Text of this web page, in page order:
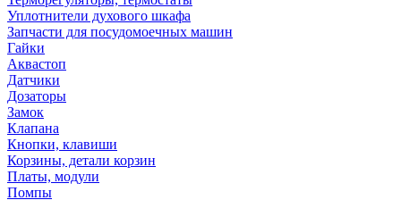
Уплотнители духового шкафа
Запчасти для посудомоечных машин
Гайки
Аквастоп
Датчики
Дозаторы
Замок
Клапана
Кнопки, клавиши
Корзины, детали корзин
Платы, модули
Помпы